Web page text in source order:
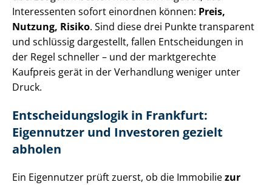
Interessenten sofort einordnen können: Preis,
Nutzung, Risiko. Sind diese drei Punkte transparent
und schlüssig dargestellt, fallen Entscheidungen in
der Regel schneller – und der marktgerechte
Kaufpreis gerät in der Verhandlung weniger unter
Druck.
Ent­schei­dungs­lo­gik in Frankfurt:
Eigennutzer und Investoren gezielt
abholen
Ein Eigennutzer prüft zuerst, ob die Immobiliezur